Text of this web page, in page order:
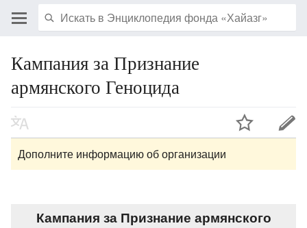
Кампания за Признание
армянского Геноцида
Дополните информацию об организации
Кампания за Признание армянского